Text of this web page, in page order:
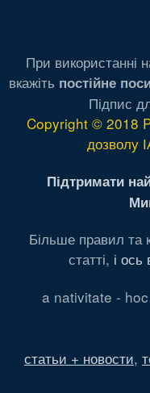
При використанні
вкажіть постійне
Підпис
Copyright © 2018
дозволу
Підтримати
Більше правил та
статті, і ось
a nativitate -
статьи + новости,